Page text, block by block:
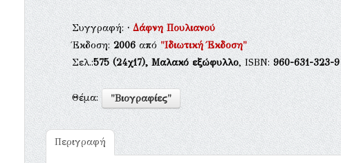
Συγγραφή:·Δάφνη Πουλιανού
Έκδοση:2006από"Ιδιωτική Έκδοση"
Σελ.:575(24χ17), Μαλακό εξώφυλλο, ISBN:960-631-323-9
Θέμα: "Βιογραφίες"
Περιγραφή